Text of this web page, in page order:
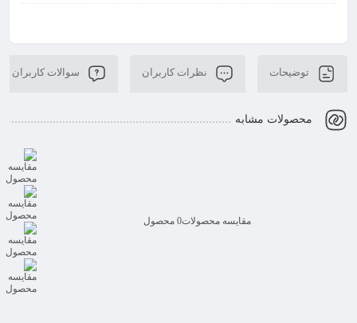
توضیحات نظرات کاربران سوالات کاربران
محصولات مشابه
مقایسه محصولات0 محصول